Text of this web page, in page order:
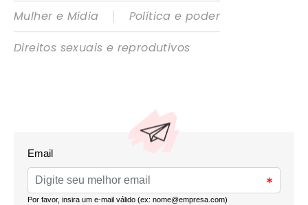
Mulher e Mídia
|
Política e poder
Direitos sexuais e reprodutivos